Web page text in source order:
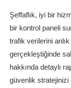
Şeffaflık, iyi bir
bir kontrol paneli
trafik verilerini
gerçekleştiğinde
hakkında detaylı
güvenlik stratejinizi